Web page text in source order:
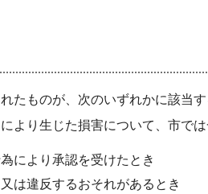
ものが、次のいずれかに該当す
り生じた損害について、市では
により承認を受けたとき
は違反するおそれがあるとき